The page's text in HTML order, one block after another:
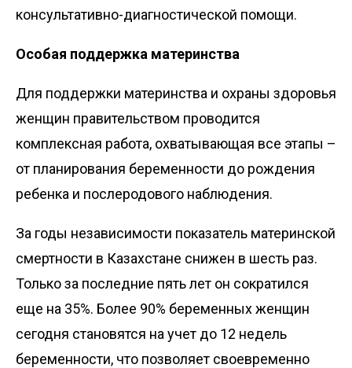
консультативно-диагностической помощи.
Особая поддержка материнства
Для поддержки материнства и охраны здоровья
женщин правительством проводится
комплексная работа, охватывающая все этапы –
от планирования беременности до рождения
ребенка и послеродового наблюдения.
За годы независимости показатель материнской
смертности в Казахстане снижен в шесть раз.
Только за последние пять лет он сократился
еще на 35%. Более 90% беременных женщин
сегодня становятся на учет до 12 недель
беременности, что позволяет своевременно